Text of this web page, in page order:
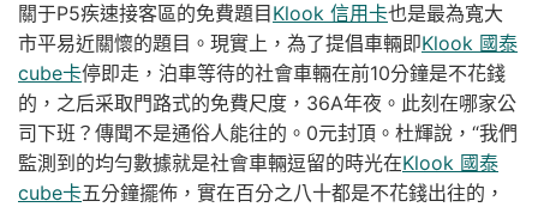
關于P5疾速接客區的免費題目 Klook 信用卡也是最為寬大
市平易近關懷的題目。現實上，為了提倡車輛即Klook 國泰
cube卡停即走，泊車等待的社會車輛在前10分鐘是不花錢
的，之后采取門路式的免費尺度，36A年夜。此刻在哪家公
司下班？傳聞不是通俗人能往的。0元封頂。杜輝說，“我們
監測到的均勻數據就是社會車輛逗留的時光在Klook 國泰
cube卡五分鐘擺佈，實在百分之八十都是不花錢出往的，